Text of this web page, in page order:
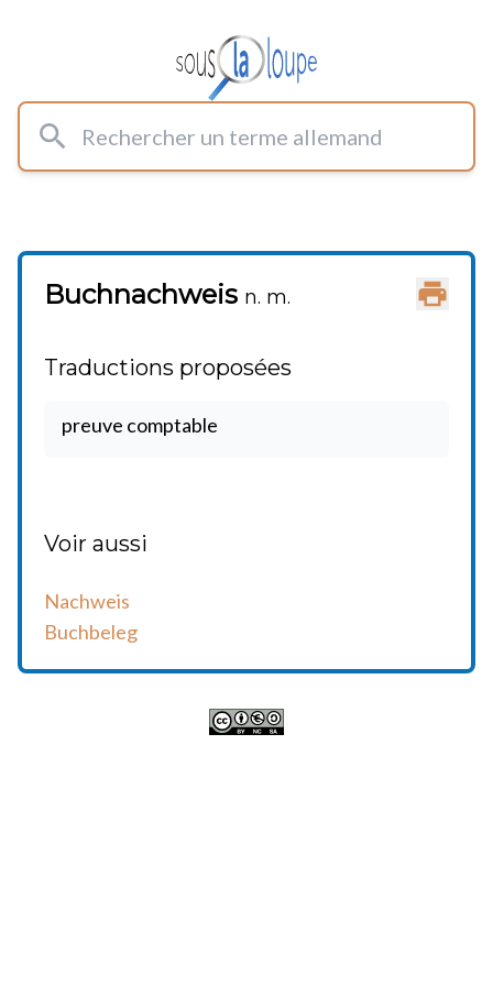
Rechercher un terme allemand
Buchnachweis n. m.
Traductions proposées
preuve comptable
Voir aussi
Nachweis
Buchbeleg